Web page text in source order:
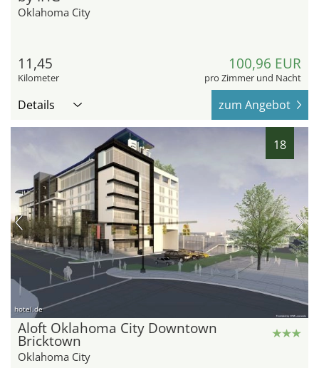
Oklahoma City
11,45
Kilometer
100,96 EUR
pro Zimmer und Nacht
Details zum Angebot
18
hotel.de
Aloft Oklahoma City Downtown
Bricktown
Oklahoma City